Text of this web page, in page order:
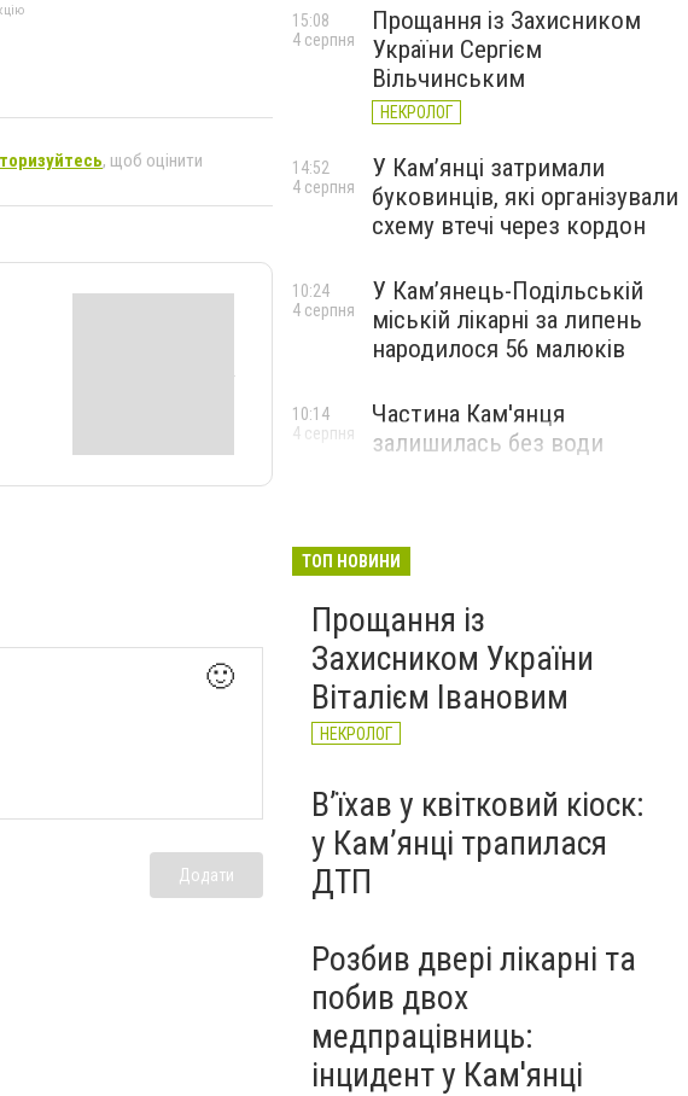
, щоб оцінити
🙂
Додати
Прощання із Захисником
України Сергієм
Вільчинським
НЕКРОЛОГ
15:08
4 серпня
У Кам’янці затримали
буковинців, які організували
схему втечі через кордон
14:52
4 серпня
У Кам’янець-Подільській
міській лікарні за липень
народилося 56 малюків
10:24
4 серпня
Частина Кам'янця
залишилась без води
10:14
4 серпня
ТОП НОВИНИ
Прощання із
Захисником України
Віталієм Івановим
НЕКРОЛОГ
Вʼїхав у квітковий кіоск:
у Камʼянці трапилася
ДТП
Розбив двері лікарні та
побив двох
медпрацівниць:
інцидент у Кам'янці